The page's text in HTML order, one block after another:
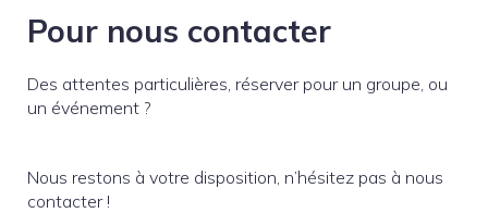
Pour nous contacter
Des attentes particulières, réserver pour un groupe, ou
un événement ?
Nous restons à votre disposition, n’hésitez pas à nous
contacter !